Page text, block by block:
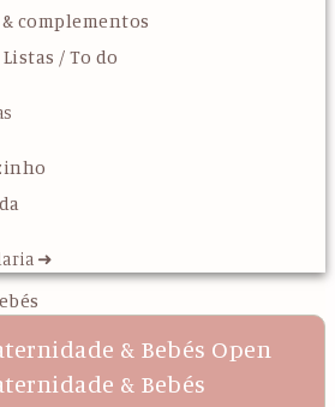
complementos
/ To do
➜
& Bebés Open
& Bebés